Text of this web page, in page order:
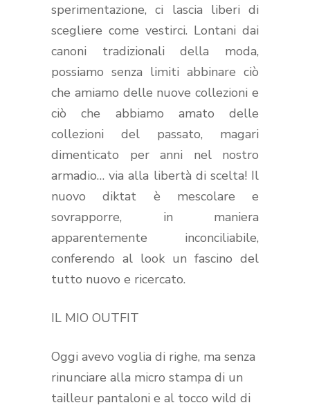
sperimentazione, ci lascia liberi di
scegliere come vestirci. Lontani dai
canoni tradizionali della moda,
possiamo senza limiti abbinare ciò
che amiamo delle nuove collezioni e
ciò che abbiamo amato delle
collezioni del passato, magari
dimenticato per anni nel nostro
armadio… via alla libertà di scelta! Il
nuovo diktat è mescolare e
sovrapporre, in maniera
apparentemente inconciliabile,
conferendo al look un fascino del
tutto nuovo e ricercato.
IL MIO OUTFIT
Oggi avevo voglia di righe, ma senza
rinunciare alla micro stampa di un
tailleur pantaloni e al tocco wild di